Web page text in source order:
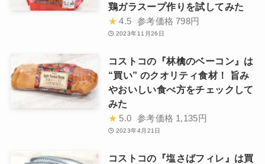
鶏ガラスープ作りを試してみた
★ 4.5 参考価格 798円
2023年11月26日
コストコの『林檎のベーコン』は
“買い” のクオリティ食材！ 旨み
やおいしい食べ方をチェックして
みた
★ 5.0 参考価格 1,135円
2023年4月21日
コストコの『塩さばフィレ』は買